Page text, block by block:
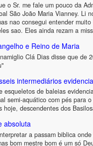
o Sr. me fale um pouco da
São João Maria Vianney. Li
nao consegui entender
sao. Eles ainda rezam a
e Reino de Maria
Clá Dias disse que de
intermediários
esqueletos de baleias
semi-aquático com pés para
hoje, descendentes dos
absoluta
a passam biblica
bom mestre bom é um só